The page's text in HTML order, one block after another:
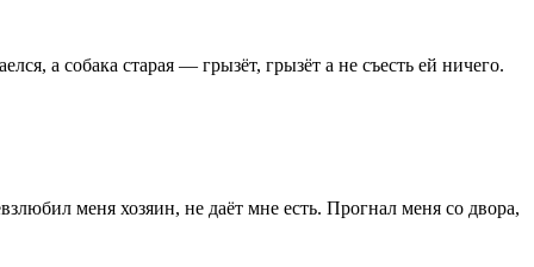
а собака старая — грызёт, грызёт а не съесть ей ничего.
меня хозяин, не даёт мне есть. Прогнал меня со двора,